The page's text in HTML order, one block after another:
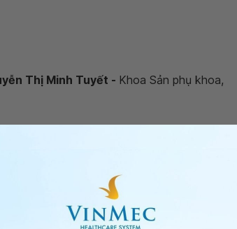
Thị Minh Tuyết - Khoa Sản phụ khoa,
nên can thiệp khi thai đủ tháng. Trong
dõi và có hướng xử trí cho bạn phù hợp.